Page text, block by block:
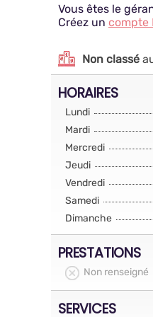
Vous êtes le
Créez un compte
Non classé
HORAIRES
Lundi
Mardi
Mercredi
Jeudi
Vendredi
Samedi
Dimanche
PRESTATIONS
Non renseigné
SERVICES